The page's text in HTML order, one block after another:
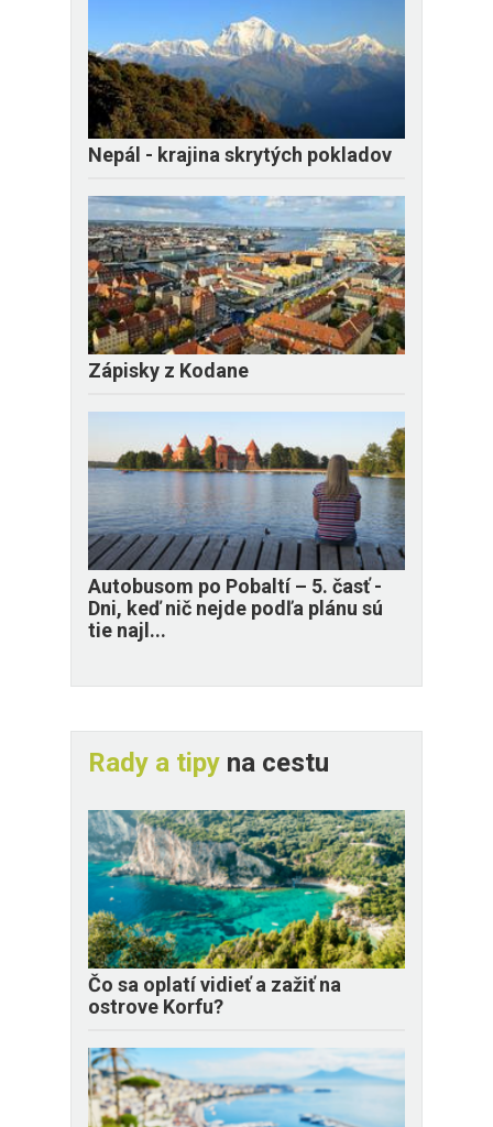
Nepál - krajina skrytých pokladov
Zápisky z Kodane
​Autobusom po Pobaltí – 5. časť -
Dni, keď nič nejde podľa plánu sú
tie najl...
Rady a tipy na cestu
Čo sa oplatí vidieť a zažiť na
ostrove Korfu?